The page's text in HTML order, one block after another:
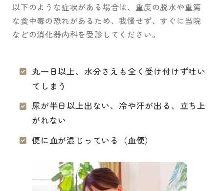
以下のような症状がある場合は、重度の脱水や重篤
な食中毒の恐れがあるため、我慢せず、すぐに当院
などの消化器内科を受診してください。
丸一日以上、水分さえも全く受け付けず吐い
てしまう
尿が半日以上出ない、冷や汗が出る、立ち上
がれない
便に血が混じっている（血便）